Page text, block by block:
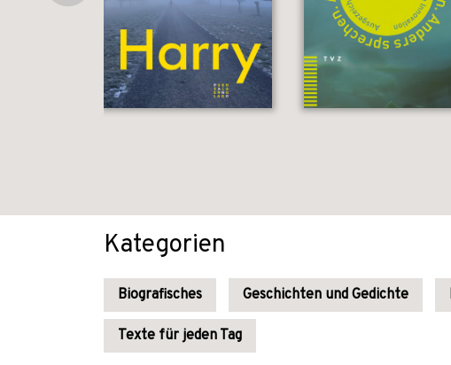
Kategorien
Biografisches Geschichten und Gedichte
Texte für jeden Tag